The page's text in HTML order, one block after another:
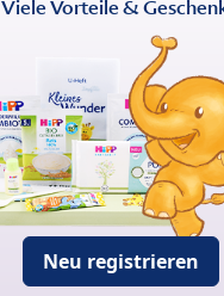
Viele Vorteile &
Neu registrieren